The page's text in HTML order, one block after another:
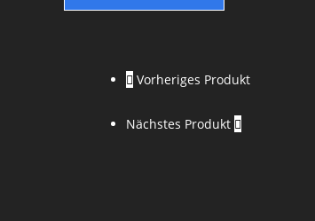
Vorheriges Produkt
Nächstes Produkt